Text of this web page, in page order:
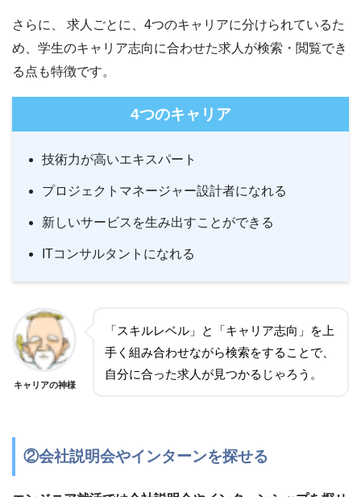
さらに、 求人ごとに、4つのキャリアに分けられているた
め、学生のキャリア志向に合わせた求人が検索・閲覧でき
る点も特徴です。
4つのキャリア
技術力が高いエキスパート
プロジェクトマネージャー設計者になれる
新しいサービスを生み出すことができる
ITコンサルタントになれる
キャリアの神様
「スキルレベル」と「キャリア志向」を上
手く組み合わせながら検索をすることで、
自分に合った求人が見つかるじゃろう。
②会社説明会やインターンを探せる